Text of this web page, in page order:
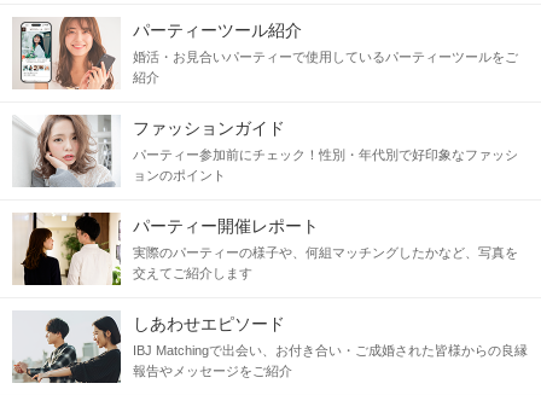
パーティーツール紹介
婚活・お見合いパーティーで使用しているパーティーツールをご
紹介
ファッションガイド
パーティー参加前にチェック！性別・年代別で好印象なファッシ
ョンのポイント
パーティー開催レポート
実際のパーティーの様子や、何組マッチングしたかなど、写真を
交えてご紹介します
しあわせエピソード
IBJ Matchingで出会い、お付き合い・ご成婚された皆様からの良縁
報告やメッセージをご紹介